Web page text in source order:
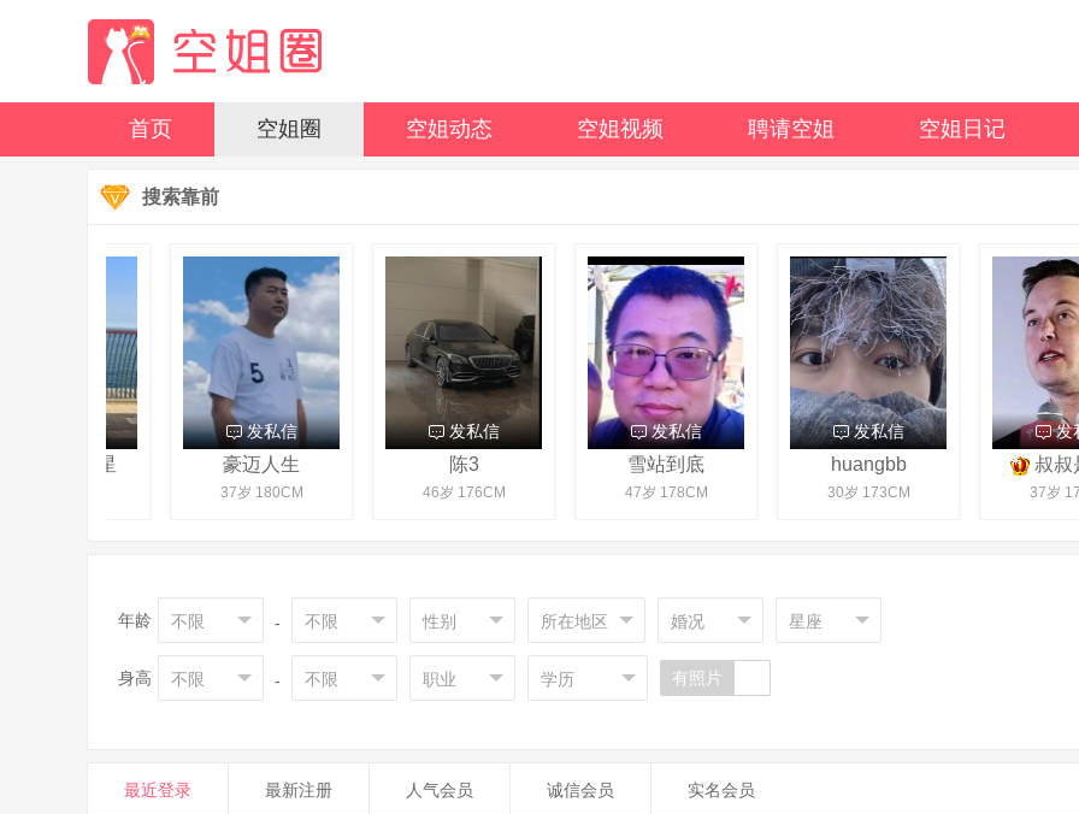
首页 空姐圈 空姐动态 空姐视频 聘请空姐 空姐日记
搜索靠前
发私信
豪迈人生
37岁 180CM
发私信
陈3
46岁 176CM
发私信
雪站到底
47岁 178CM
发私信
huangbb
30岁 173CM
发私
叔叔是
37岁
年龄 不限 - 不限 性别 所在地区 婚况 星座
身高 不限 - 不限 职业 学历 有照片
最近登录 最新注册 人气会员 诚信会员 实名会员